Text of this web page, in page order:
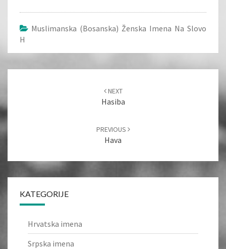
Muslimanska (bosanska) Ženska Imena Na Slovo
H
NEXT
Hasiba
PREVIOUS
Hava
KATEGORIJE
Hrvatska imena
Srpska imena